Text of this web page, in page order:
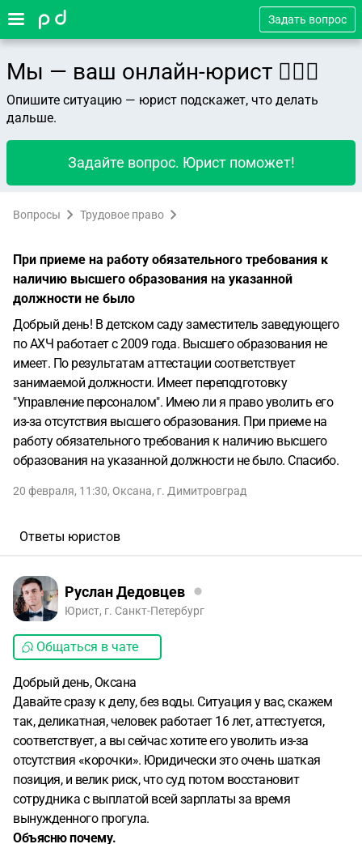
Задать вопрос
Мы — ваш онлайн-юрист 👨🏻‍⚖️
Опишите ситуацию — юрист подскажет, что делать
дальше.
Задайте вопрос. Юрист поможет!
Вопросы Трудовое право
При приеме на работу обязательного требования к
наличию высшего образования на указанной
должности не было
Добрый день! В детском саду заместитель заведующего
по АХЧ работает с 2009 года. Высшего образования не
имеет. По результатам аттестации соответствует
занимаемой должности. Имеет переподготовку
"Управление персоналом". Имею ли я право уволить его
из-за отсутствия высшего образования. При приеме на
работу обязательного требования к наличию высшего
образования на указанной должности не было. Спасибо.
20 февраля, 11:30, Оксана, г. Димитровград
Ответы юристов
Руслан Дедовцев
Юрист, г. Санкт-Петербург
Общаться в чате
Добрый день, Оксана
Давайте сразу к делу, без воды. Ситуация у вас, скажем
так, деликатная, человек работает 16 лет, аттестуется,
соответствует, а вы сейчас хотите его уволить из-за
отсутствия «корочки». Юридически это очень шаткая
позиция, и велик риск, что суд потом восстановит
сотрудника с выплатой всей зарплаты за время
вынужденного прогула.
Объясню почему.